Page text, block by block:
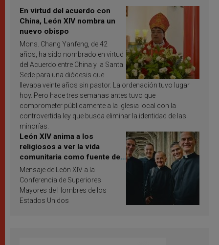
En virtud del acuerdo con
China, León XIV nombra un
nuevo obispo
Mons. Chang Yanfeng, de 42
años, ha sido nombrado en virtud
del Acuerdo entre China y la Santa
Sede para una diócesis que
llevaba veinte años sin pastor. La ordenación tuvo lugar
hoy. Pero hace tres semanas antes tuvo que
comprometer públicamente a la Iglesia local con la
controvertida ley que busca eliminar la identidad de las
minorías.
León XIV anima a los
religiosos a ver la vida
comunitaria como fuente de
inspiración y santificación
Mensaje de León XIV a la
Conferencia de Superiores
Mayores de Hombres de los
Estados Unidos